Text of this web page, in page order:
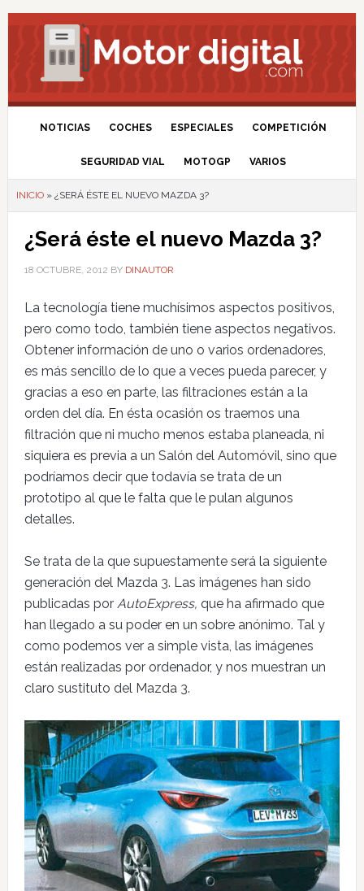
NOTICIAS COCHES ESPECIALES COMPETICIÓN
SEGURIDAD VIAL MOTOGP VARIOS
INICIO» ¿SERÁ ÉSTE EL NUEVO MAZDA 3?
¿Será éste el nuevo Mazda 3?
18 OCTUBRE, 2012 BY DINAUTOR
La tecnología tiene muchísimos aspectos positivos,
pero como todo, también tiene aspectos negativos.
Obtener información de uno o varios ordenadores,
es más sencillo de lo que a veces pueda parecer, y
gracias a eso en parte, las filtraciones están a la
orden del día. En ésta ocasión os traemos una
filtración que ni mucho menos estaba planeada, ni
siquiera es previa a un Salón del Automóvil, sino que
podríamos decir que todavía se trata de un
prototipo al que le falta que le pulan algunos
detalles.
Se trata de la que supuestamente será la siguiente
generación del Mazda 3. Las imágenes han sido
publicadas por AutoExpress, que ha afirmado que
han llegado a su poder en un sobre anónimo. Tal y
como podemos ver a simple vista, las imágenes
están realizadas por ordenador, y nos muestran un
claro sustituto del Mazda 3.